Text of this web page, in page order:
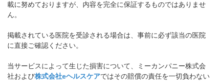
載に努めておりますが、内容を完全に保証するものではありませ
ん。
掲載されている医院を受診される場合は、事前に必ず該当の医院
に直接ご確認ください。
当サービスによって生じた損害について、ミーカンパニー株式会
社および株式会社eヘルスケアではその賠償の責任を一切負わない